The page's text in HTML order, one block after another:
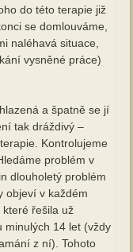
do této terapie již
se domlouváme,
naléhavá situace,
vysněné práce)
a špatně se jí
tak dráždivý –
Kontrolujeme
problém v
dlouholetý problém
objeví v každém
řešila už
minulých 14 let (vždy
z ní). Tohoto